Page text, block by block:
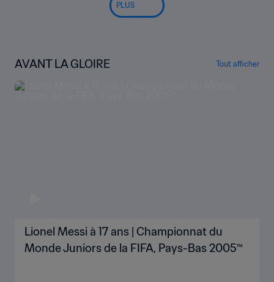
PLUS
AVANT LA GLOIRE Tout afficher
Lionel Messi à 17 ans | Championnat du
Monde Juniors de la FIFA, Pays-Bas 2005™